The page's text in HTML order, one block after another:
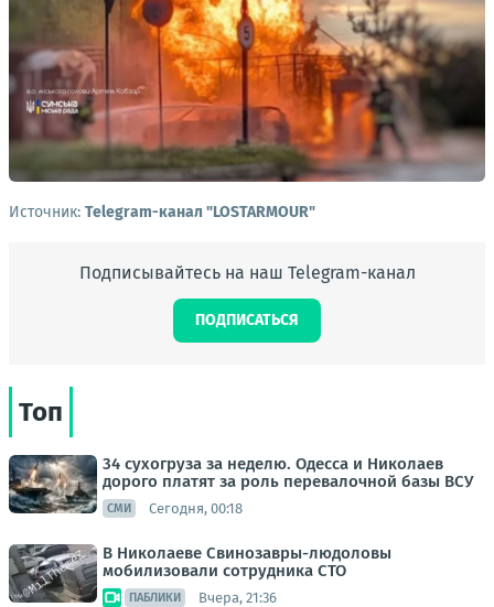
Источник: Telegram-канал "LOSTARMOUR"
Подписывайтесь на наш Telegram-канал
ПОДПИСАТЬСЯ
Топ
34 сухогруза за неделю. Одесса и Николаев
дорого платят за роль перевалочной базы ВСУ
СМИ Сегодня, 00:18
В Николаеве Свинозавры-людоловы
мобилизовали сотрудника СТО
ПАБЛИКИ Вчера, 21:36